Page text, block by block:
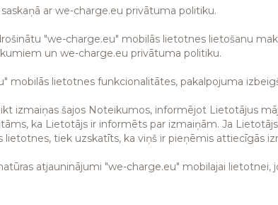
ar we-charge.eu privātuma politiku.
"we-charge.eu" mobilās lietotnes lietošanu
un we-charge.eu privātuma politiku.
mobilās lietotnes funkcionalitātes, pakalpojuma
izmaiņas šajos Noteikumos, informējot Lietotājus
ka Lietotājs ir informēts par izmaiņām. Ja
tiek uzskatīts, ka viņš ir pieņēmis attiecīgās
atjauninājumi "we-charge.eu" mobilajai